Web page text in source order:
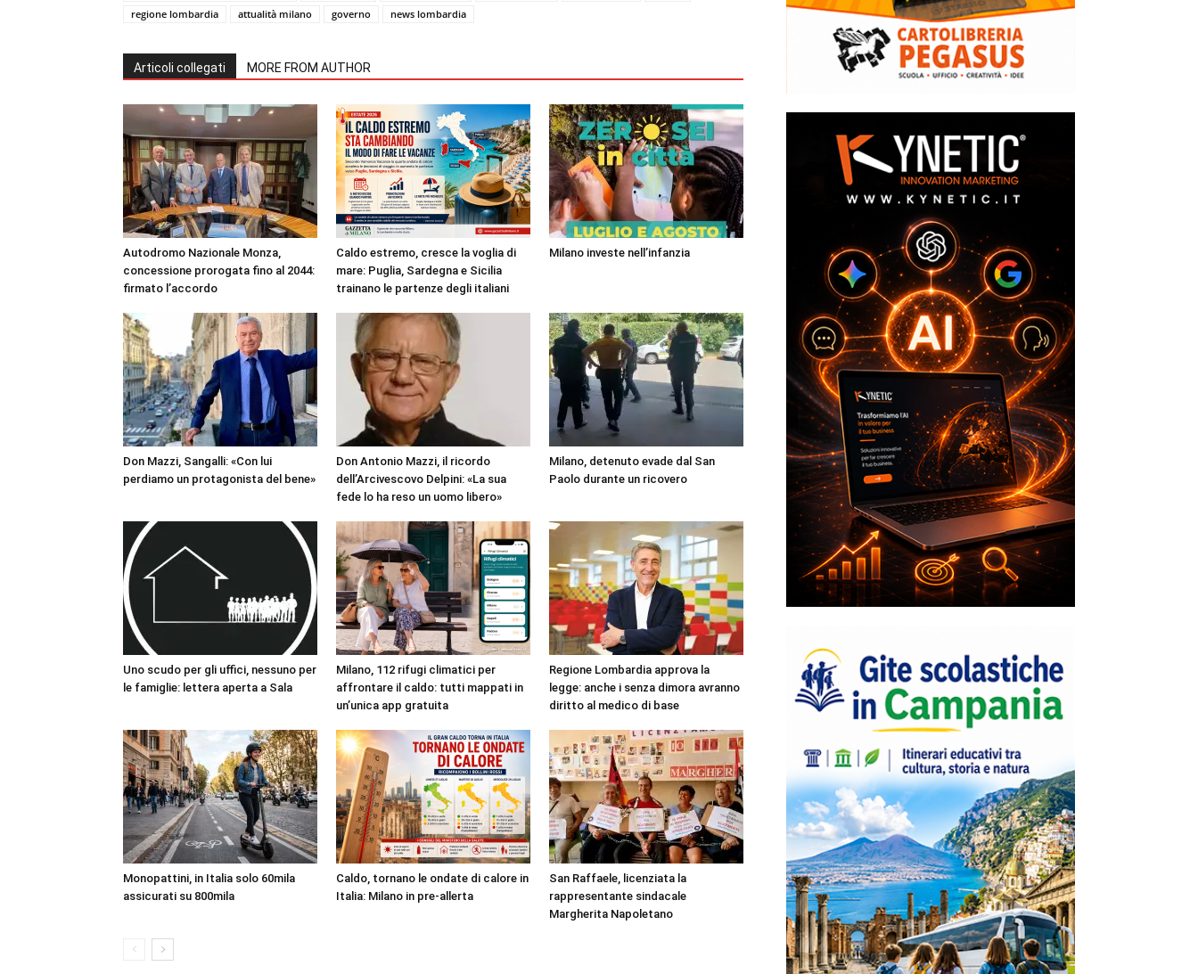
regione lombardia
attualità milano governo news lombardia
Articoli collegati MORE FROM AUTHOR
Autodromo Nazionale Monza,
concessione prorogata fino al 2044:
firmato l’accordo
Caldo estremo, cresce la voglia di
mare: Puglia, Sardegna e Sicilia
trainano le partenze degli italiani
Milano investe nell’infanzia
Don Mazzi, Sangalli: «Con lui
perdiamo un protagonista del bene»
Don Antonio Mazzi, il ricordo
dell’Arcivescovo Delpini: «La sua
fede lo ha reso un uomo libero»
Milano, detenuto evade dal San
Paolo durante un ricovero
Uno scudo per gli uffici, nessuno per
le famiglie: lettera aperta a Sala
Milano, 112 rifugi climatici per
affrontare il caldo: tutti mappati in
un’unica app gratuita
Regione Lombardia approva la
legge: anche i senza dimora avranno
diritto al medico di base
Monopattini, in Italia solo 60mila
assicurati su 800mila
Caldo, tornano le ondate di calore in
Italia: Milano in pre-allerta
San Raffaele, licenziata la
rappresentante sindacale
Margherita Napoletano